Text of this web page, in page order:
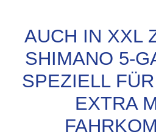
AUCH IN XXL
SHIMANO 5-
SPEZIELL
EXTRA